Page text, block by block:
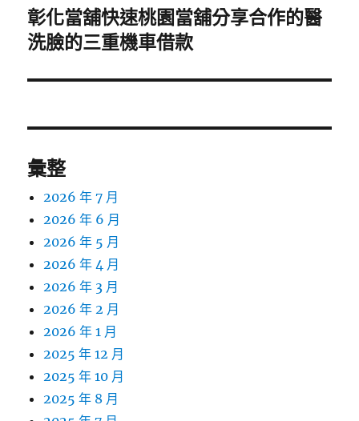
下
一
文
彰化當舖快速桃園當舖分享合作的醫
洗臉的三重機車借款
彙整
2026 年 7 月
2026 年 6 月
2026 年 5 月
2026 年 4 月
2026 年 3 月
2026 年 2 月
2026 年 1 月
2025 年 12 月
2025 年 10 月
2025 年 8 月